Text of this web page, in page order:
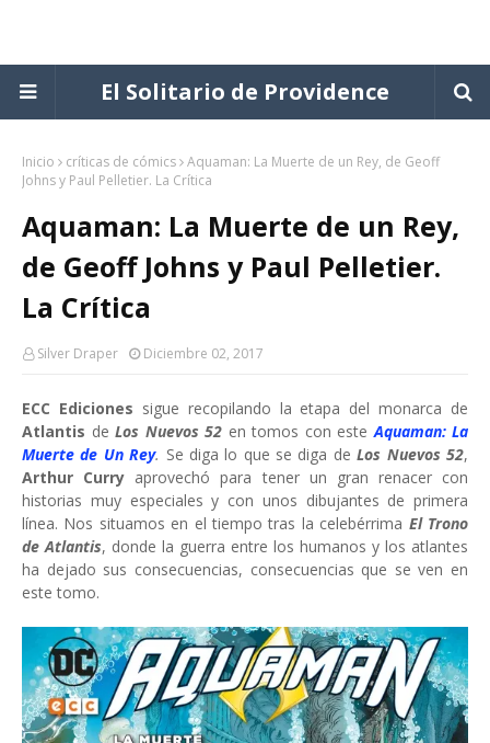
El Solitario de Providence
Inicio críticas de cómics Aquaman: La Muerte de un Rey, de Geoff
Johns y Paul Pelletier. La Crítica
Aquaman: La Muerte de un Rey,
de Geoff Johns y Paul Pelletier.
La Crítica
Silver Draper Diciembre 02, 2017
ECC Ediciones sigue recopilando la etapa del monarca de
Atlantis de Los Nuevos 52 en tomos con esteAquaman: La
Muerte de Un Rey. Se diga lo que se diga deLos Nuevos 52,
Arthur Curry aprovechó para tener un gran renacer con
historias muy especiales y con unos dibujantes de primera
línea. Nos situamos en el tiempo tras la celebérrima El Trono
de Atlantis, donde la guerra entre los humanos y los atlantes
ha dejado sus consecuencias, consecuencias que se ven en
este tomo.